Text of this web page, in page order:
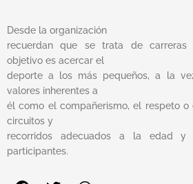
Desde la organización
recuerdan que se trata de carreras
objetivo es acercar el
deporte a los más pequeños, a la
valores inherentes a
él como el compañerismo, el respeto o
circuitos y
recorridos adecuados a la edad y
participantes.